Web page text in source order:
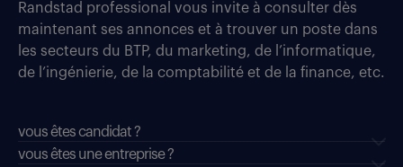
Randstad professional vous invite à consulter dès
maintenant ses annonces et à trouver un poste dans
les secteurs du BTP, du marketing, de l’informatique,
de l’ingénierie, de la comptabilité et de la finance, etc.
vous êtes candidat ?
vous êtes une entreprise ?